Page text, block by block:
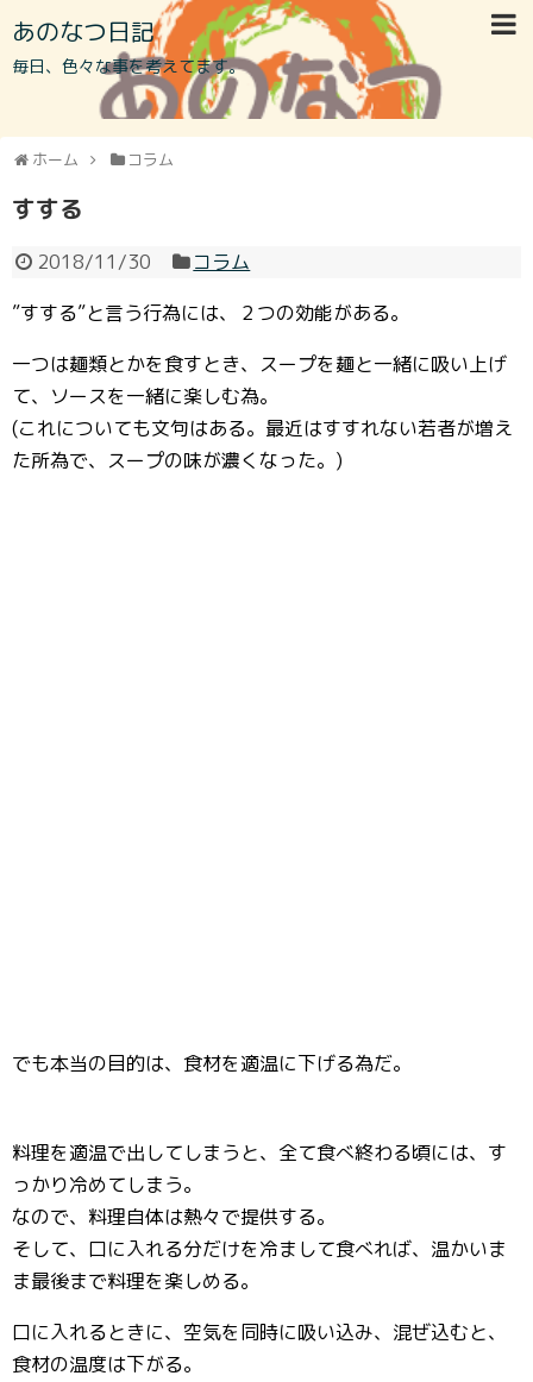
あのなつ日記
毎日、色々な事を考えてます。
ホーム コラム
すする
2018/11/30
コラム
”すする”と言う行為には、２つの効能がある。
一つは麺類とかを食すとき、スープを麺と一緒に吸い上げ
て、ソースを一緒に楽しむ為。
(これについても文句はある。最近はすすれない若者が増え
た所為で、スープの味が濃くなった。)
でも本当の目的は、食材を適温に下げる為だ。
料理を適温で出してしまうと、全て食べ終わる頃には、す
っかり冷めてしまう。
なので、料理自体は熱々で提供する。
そして、口に入れる分だけを冷まして食べれば、温かいま
ま最後まで料理を楽しめる。
口に入れるときに、空気を同時に吸い込み、混ぜ込むと、
食材の温度は下がる。